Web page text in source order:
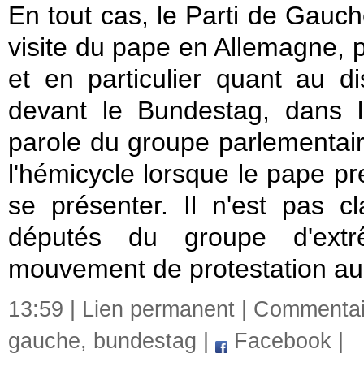
En tout cas, le Parti de
visite du pape en Allemagne,
et en particulier quant au
devant le Bundestag, dans
parole du groupe
l'hémicycle lorsque le pape
se présenter.
Il n'est pas
députés
du groupe
mouvement de protestation au
13:59 | Lien permanent
gauche, bundestag Facebook